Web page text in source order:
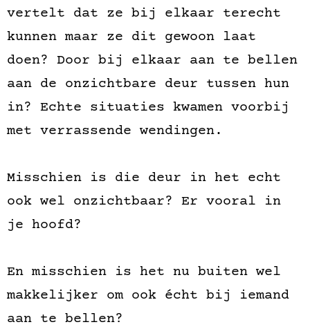
vertelt dat ze bij elkaar terecht
kunnen maar ze dit gewoon laat
doen? Door bij elkaar aan te bellen
aan de onzichtbare deur tussen hun
in? Echte situaties kwamen voorbij
met verrassende wendingen.
Misschien is die deur in het echt
ook wel onzichtbaar? Er vooral in
je hoofd?
En misschien is het nu buiten wel
makkelijker om ook écht bij iemand
aan te bellen?